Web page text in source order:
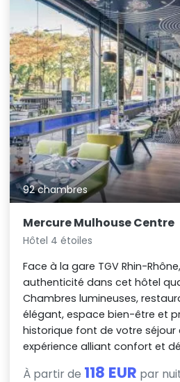
92 chambres
Mercure Mulhouse Centre
Hôtel 4 étoiles
Face à la gare TGV Rhin-
authenticité dans cet hôtel
Chambres lumineuses,
élégant, espace bien-être et
historique font de votre séjour
expérience alliant confort et
À partir de 118 EUR par